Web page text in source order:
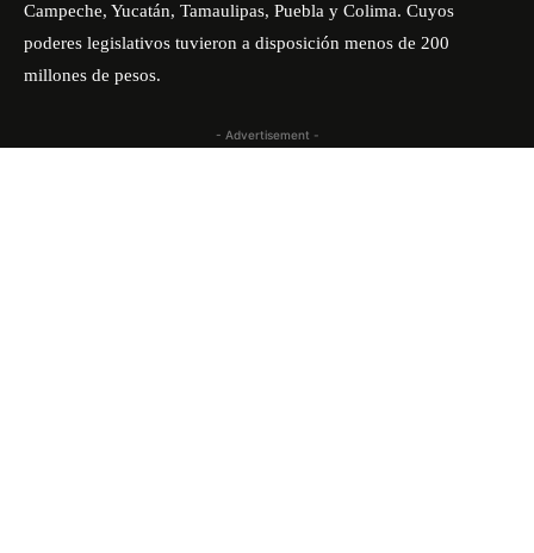
Campeche, Yucatán, Tamaulipas, Puebla y Colima. Cuyos
poderes legislativos tuvieron a disposición menos de 200
millones de pesos.
- Advertisement -